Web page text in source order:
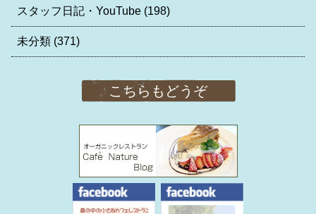
スタッフ日記・YouTube (198)
未分類 (371)
こちらもどうぞ